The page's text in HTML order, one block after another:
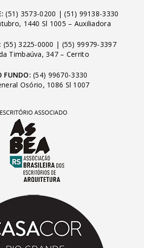
(51) 3573-0200 |(51) 99138-3330
1440 Sl 1005 – Auxiliadora
(55) 3225-0000 | (55) 99979-3397
Timbaúva, 347 – Cerrito
FUNDO: (54) 99670-3330
Osório, 1086 Sl 1007